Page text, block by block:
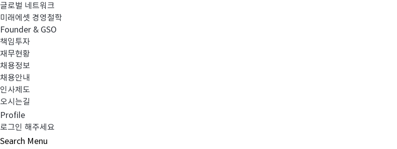
글로벌 네트워크
미래에셋 경영철학
Founder & GSO
책임투자
재무현황
채용정보
채용안내
인사제도
오시는길
Profile
로그인 해주세요
Search Menu
다음글
목록보기